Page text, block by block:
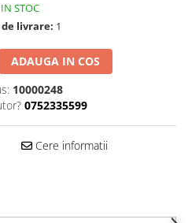
IN STOC
livrare: 1
ADAUGA IN COS
10000248
0752335599
Cere informatii